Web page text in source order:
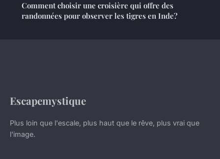
Comment choisir une croisière qui offre des
randonnées pour observer les tigres en Inde?
Escapemystique
Plus loin que l'escale, plus haut que le rêve, plus vrai que
l'image.